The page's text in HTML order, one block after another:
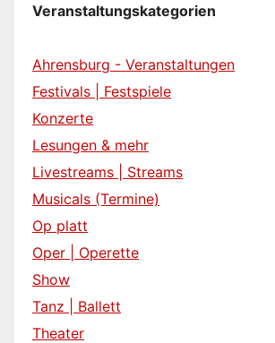
Veranstaltungskategorien
Ahrensburg - Veranstaltungen
Festivals | Festspiele
Konzerte
Lesungen & mehr
Livestreams | Streams
Musicals (Termine)
Op platt
Oper | Operette
Show
Tanz | Ballett
Theater